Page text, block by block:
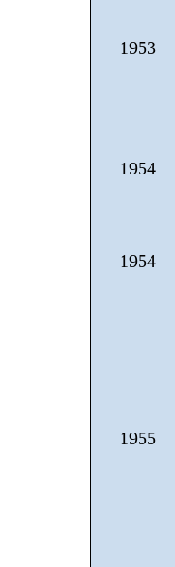
1953
1954
1954
1955